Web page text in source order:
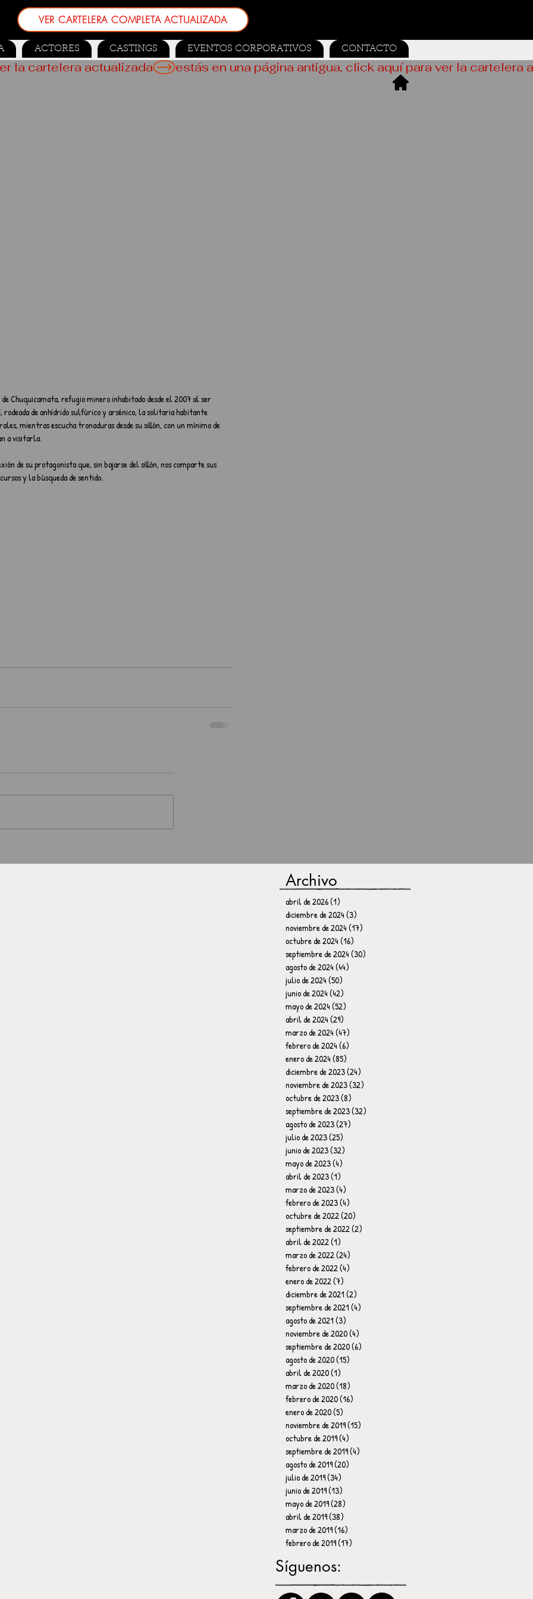
VER CARTELERA COMPLETA ACTUALIZADA
ACTORES CASTINGS EVENTOS CORPORATIVOS CONTACTO
Chuquicamata, refugio minero inhabitado desde el 2007 al ser
de anhídrido sulfúrico y arsénico, la solitaria habitante
mientras escucha tronaduras desde su sillón, con un mínimo de
a visitarla.
de su protagonista que, sin bajarse del sillón, nos comparte sus
y la búsqueda de sentido.
la cartelera actualizada
Archivo
abril de 2026(1)
diciembre de 2024(3)
noviembre de 2024(17)
octubre de 2024(16)
septiembre de 2024(30)
agosto de 2024(44)
julio de 2024(50)
junio de 2024(42)
mayo de 2024(52)
abril de 2024(29)
marzo de 2024(47)
febrero de 2024(6)
enero de 2024(85)
diciembre de 2023(24)
noviembre de 2023(32)
octubre de 2023(8)
septiembre de 2023(32)
agosto de 2023(27)
julio de 2023(25)
junio de 2023(32)
mayo de 2023(4)
abril de 2023(1)
marzo de 2023(4)
febrero de 2023(4)
octubre de 2022(20)
septiembre de 2022(2)
abril de 2022(1)
marzo de 2022(24)
febrero de 2022(4)
enero de 2022(7)
diciembre de 2021(2)
septiembre de 2021(4)
agosto de 2021(3)
noviembre de 2020(4)
septiembre de 2020(6)
agosto de 2020(15)
abril de 2020(1)
marzo de 2020(18)
febrero de 2020(16)
enero de 2020(5)
noviembre de 2019(15)
octubre de 2019(4)
septiembre de 2019(4)
agosto de 2019(20)
julio de 2019(34)
junio de 2019(13)
mayo de 2019(28)
abril de 2019(38)
marzo de 2019(16)
febrero de 2019(17)
Síguenos: